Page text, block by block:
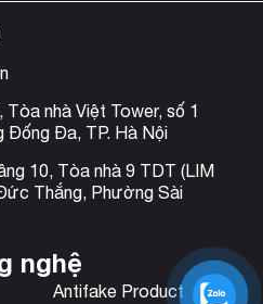
Tòa nhà Việt Tower, số 1
Đống Đa, TP. Hà Nội
10, Tòa nhà 9 TDT (LIM
Thắng, Phường Sài
nghệ
Antifake Product